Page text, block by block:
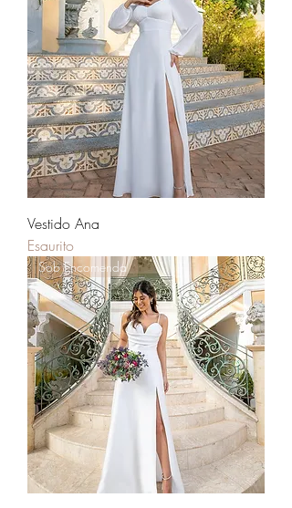
Vestido Ana
Esaurito
Sob Encomenda